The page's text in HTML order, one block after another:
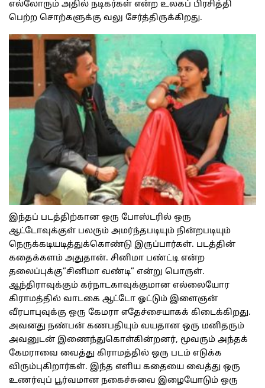
எல்லோரும் அதில் நடிகர்கள் என்ற உலகப் பிரசித்தி
பெற்ற சொற்களுக்கு வலு சேர்த்திருக்கிறது.
இந்தப் படத்திற்கான ஒரு போஸ்டரில் ஒரு
ஆட்டோவுக்குள் பலரும் அமர்ந்தபடியும் நின்றபடியும்
நெருக்கடியடித்துக்கொண்டு இருப்பார்கள். படத்தின்
கதைக்களம் அதுதான். சினிமா பண்ட்டி என்ற
தலைப்புக்கு”சினிமா வண்டி” என்று பொருள்.
ஆந்திராவுக்கும் கர்நாடகாவுக்குமான எல்லையோர
கிராமத்தில் வாடகை ஆட்டோ ஓட்டும் இளைஞன்
வீரபாபுவுக்கு ஒரு கேமரா எதேச்சையாகக் கிடைக்கிறது.
அவனது நண்பன் கணபதியும் வயதான ஒரு மனிதரும்
அவனுடன் இணைந்துகொள்கின்றனர், மூவரும் அந்தக்
கேமராவை வைத்து கிராமத்தில் ஒரு படம் எடுக்க
விரும்புகிறார்கள். இந்த எளிய கதையை வைத்து ஒரு
உணர்வுப் பூர்வமான நகைச்சுவை இழையோடும் ஒரு